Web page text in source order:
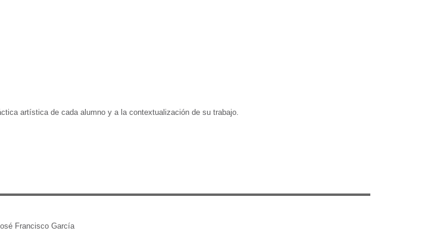
artística de cada alumno y a la contextualización de su trabajo.
Francisco García